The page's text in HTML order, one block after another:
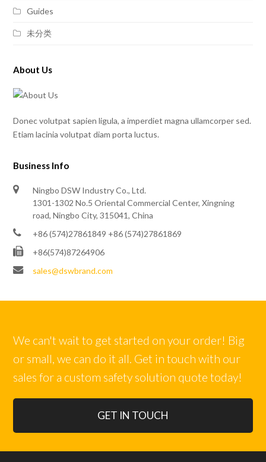
Guides
未分类
About Us
Donec volutpat sapien ligula, a imperdiet magna ullamcorper sed.
Etiam lacinia volutpat diam porta luctus.
Business Info
Ningbo DSW Industry Co., Ltd.
1301-1302 No.5 Oriental Commercial Center, Xingning
road, Ningbo City, 315041, China
+86 (574)27861849 +86 (574)27861869
+86(574)87264906
sales@dswbrand.com
We can't wait to get started on your order! Big
or small, we can do it all. Get in touch with our
sales for a custom safety solution quote today!
GET IN TOUCH